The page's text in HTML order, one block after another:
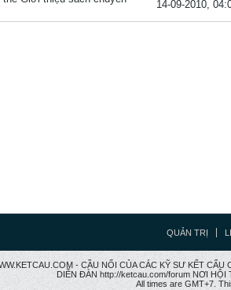
14-09-2010,
QUẢN TRỊ
- CẦU NỐI CỦA CÁC KỸ SƯ KẾT CẤU
DIỄN ĐÀN http://ketcau.com/forum NƠI HỘI
All times are GMT+7.